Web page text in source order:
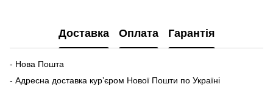
Доставка Оплата Гарантія
- Нова Пошта
- Адресна доставка курʼєром Нової Пошти по Україні